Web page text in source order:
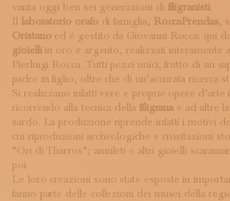
vanta oggi ben sei generazioni di filigranisti.
Il laboratorio orafo di famiglia, RoccaPrendas,
Oristano ed è gestito da Giovanni Rocca: qui
gioielliin oro e argento, realizzati interamente a
Pierluigi Rocca. Tutti pezzi unici, frutto di un
padre in figlio, oltre che di un’accurata ricerca
Si realizzano infatti vere e proprie opere
ricorrendo alla tecnica della filigranae ad altre
sardo. La produzione riprende infatti i motivi
cui riproduzioni archeologiche e rivisitazioni
“Ori di Tharros”; amuleti e altri gioielli
poi.
Le loro creazioni sono state esposte in
fanno parte delle collezioni dei musei della